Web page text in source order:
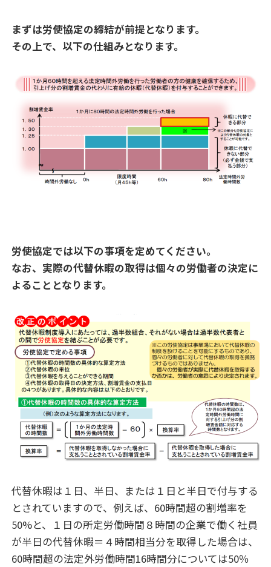
まずは労使協定の締結が前提となります。
その上で、以下の仕組みとなります。
労使協定では以下の事項を定めてください。
なお、実際の代替休暇の取得は個々の労働者の決定に
よることとなります。
代替休暇は１日、半日、または１日と半日で付与する
とされていますので、例えば、60時間超の割増率を
50%と、１日の所定労働時間８時間の企業で働く社員
が半日の代替休暇＝４時間相当分を取得した場合は、
60時間超の法定外労働時間16時間分については50％